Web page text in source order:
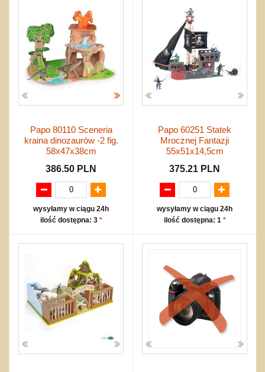
Papo 80110 Sceneria
kraina dinozaurów -2 fig.
58x47x38cm
386.50 PLN
wysyłamy w ciągu 24h
ilość dostępna: 3 *
Papo 60251 Statek
Mrocznej Fantazji
55x51x14,5cm
375.21 PLN
wysyłamy w ciągu 24h
ilość dostępna: 1 *